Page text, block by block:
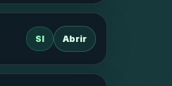
SI Abrir